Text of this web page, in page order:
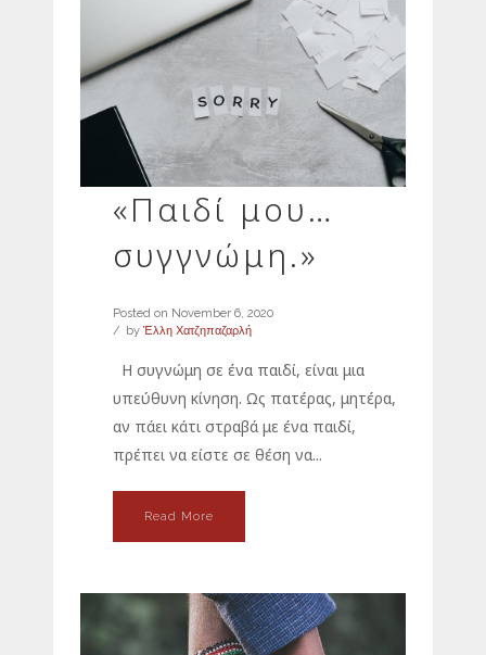
«Παιδί μου…
συγγνώμη.»
Posted on November 6, 2020
by Έλλη Χατζηπαζαρλή
Η συγνώμη σε ένα παιδί, είναι μια
υπεύθυνη κίνηση. Ως πατέρας, μητέρα,
αν πάει κάτι στραβά με ένα παιδί,
πρέπει να είστε σε θέση να...
Read More